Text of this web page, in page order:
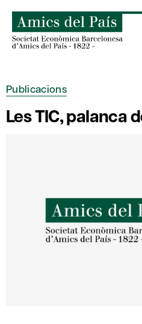
content
Publicacions
Les TIC, palanca